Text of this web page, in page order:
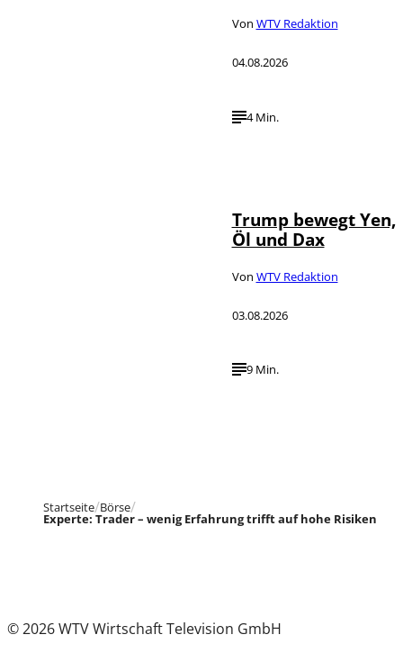
Von WTV Redaktion
04.08.2026
4 Min.
Trump bewegt Yen,
Öl und Dax
Von WTV Redaktion
03.08.2026
9 Min.
Startseite Börse
Experte: Trader – wenig Erfahrung trifft auf hohe Risiken
© 2026 WTV Wirtschaft Television GmbH